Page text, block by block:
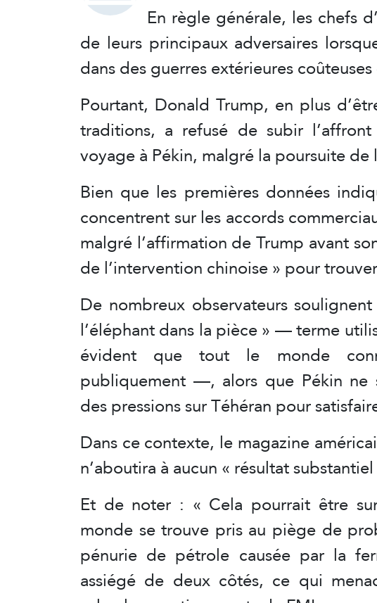
En règle générale, les chefs
de leurs principaux adversaires
dans des guerres extérieures
Pourtant, Donald Trump, en plus
traditions, a refusé de subir
voyage à Pékin, malgré la poursuite
Bien que les premières données
concentrent sur les accords
malgré l’affirmation de Trump avant
de l’intervention chinoise » pour
De nombreux observateurs
l’éléphant dans la pièce » — terme
évident que tout le monde
publiquement —, alors que Pékin ne
des pressions sur Téhéran pour
Dans ce contexte, le magazine
n’aboutira à aucun « résultat
Et de noter : « Cela pourrait être
monde se trouve pris au piège de
pénurie de pétrole causée par la
assiégé de deux côtés, ce qui